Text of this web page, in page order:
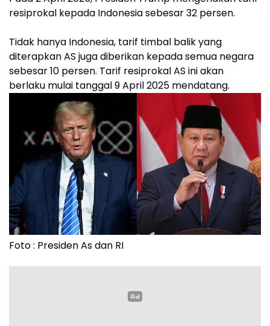
resiprokal kepada Indonesia sebesar 32 persen.
Tidak hanya Indonesia, tarif timbal balik yang
diterapkan AS juga diberikan kepada semua negara
sebesar 10 persen. Tarif resiprokal AS ini akan
berlaku mulai tanggal 9 April 2025 mendatang.
Foto : Presiden As dan RI